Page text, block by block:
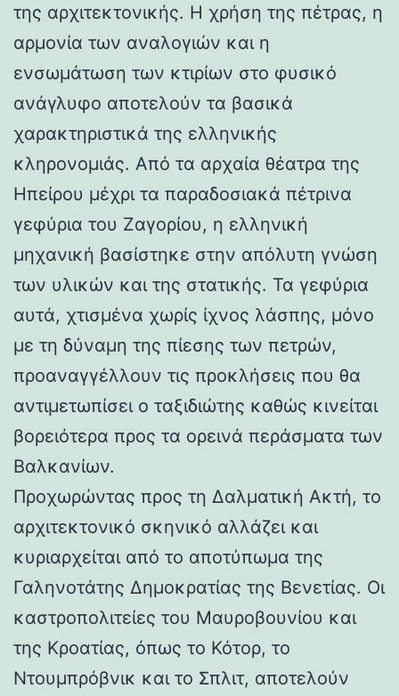
της αρχιτεκτονικής. Η χρήση της πέτρας, η
αρμονία των αναλογιών και η
ενσωμάτωση των κτιρίων στο φυσικό
ανάγλυφο αποτελούν τα βασικά
χαρακτηριστικά της ελληνικής
κληρονομιάς. Από τα αρχαία θέατρα της
Ηπείρου μέχρι τα παραδοσιακά πέτρινα
γεφύρια του Ζαγορίου, η ελληνική
μηχανική βασίστηκε στην απόλυτη γνώση
των υλικών και της στατικής. Τα γεφύρια
αυτά, χτισμένα χωρίς ίχνος λάσπης, μόνο
με τη δύναμη της πίεσης των πετρών,
προαναγγέλλουν τις προκλήσεις που θα
αντιμετωπίσει ο ταξιδιώτης καθώς κινείται
βορειότερα προς τα ορεινά περάσματα των
Βαλκανίων.
Προχωρώντας προς τη Δαλματική Ακτή, το
αρχιτεκτονικό σκηνικό αλλάζει και
κυριαρχείται από το αποτύπωμα της
Γαληνοτάτης Δημοκρατίας της Βενετίας. Οι
καστροπολιτείες του Μαυροβουνίου και
της Κροατίας, όπως το Κότορ, το
Ντουμπρόβνικ και το Σπλιτ, αποτελούν